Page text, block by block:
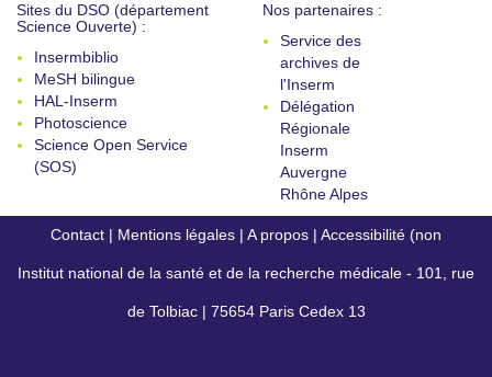
Sites du DSO (département
Science Ouverte) :
Insermbiblio
MeSH bilingue
HAL-Inserm
Photoscience
Science Open Service
(SOS)
Nos partenaires :
Service des
archives de
l'Inserm
Délégation
Régionale
Inserm
Auvergne
Rhône Alpes
Contact | Mentions légales | A propos | Accessibilité (non
conforme)
Institut national de la santé et de la recherche médicale - 101, rue
de Tolbiac | 75654 Paris Cedex 13